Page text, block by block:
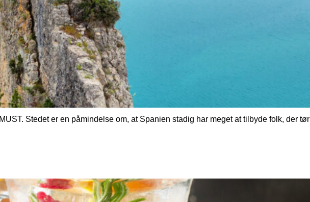
Stedet er en påmindelse om, at Spanien stadig har meget at tilbyde folk, der tør